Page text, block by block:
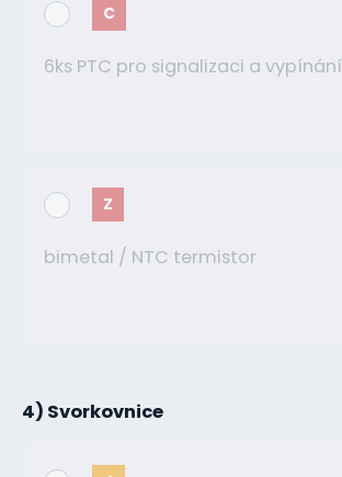
C
6ks PTC pro signalizaci a vypínání
Z
bimetal / NTC termistor
4) Svorkovnice